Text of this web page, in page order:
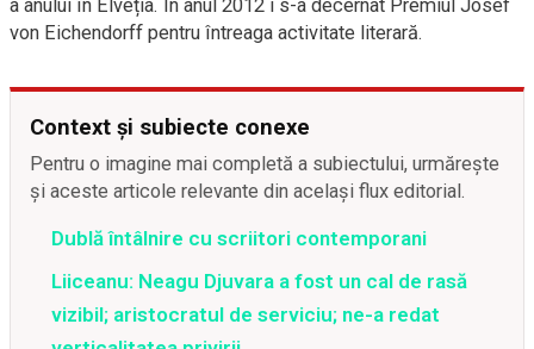
a anului în Elveția. În anul 2012 i s-a decernat Premiul Josef
von Eichendorff pentru întreaga activitate literară.
Context și subiecte conexe
Pentru o imagine mai completă a subiectului, urmărește
și aceste articole relevante din același flux editorial.
Dublă întâlnire cu scriitori contemporani
Liiceanu: Neagu Djuvara a fost un cal de rasă
vizibil; aristocratul de serviciu; ne-a redat